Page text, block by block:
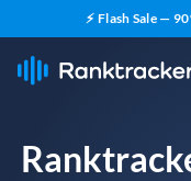
⚡ Flash Sale —